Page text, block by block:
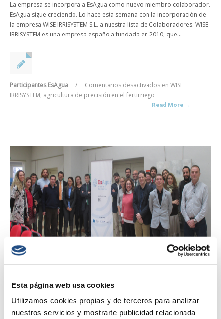
Esta página web usa cookies
Utilizamos cookies propias y de terceros para analizar
nuestros servicios y mostrarte publicidad relacionada
La empresa se incorpora a EsAgua como nuevo miembro colaborador.
EsAgua sigue creciendo. Lo hace esta semana con la incorporación de
la empresa WISE IRRISYSTEM S.L. a nuestra lista de Colaboradores. WISE
IRRISYSTEM es una empresa española fundada en 2010, que...
Participantes EsAgua / Comentarios desactivados en WISE
IRRISYSTEM, agricultura de precisión en el fertirriego
Read More →
Más de 20 organizaciones manifiestan su compromiso
con la huella hídrica en la red EsAgua